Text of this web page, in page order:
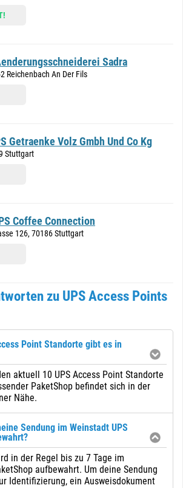
Sadra
Reichenbach An Der Fils
Getraenke Volz Gmbh Und Co Kg
Stuttgart
Coffee Connection
126, 70186 Stuttgart
zu UPS Access Points
Point Standorte gibt es in
aktuell 10 UPS Access Point Standorte
PaketShop befindet sich in der
Nähe.
Sendung im Weinstadt UPS
in der Regel bis zu 7 Tage im
aufbewahrt. Um deine Sendung
Identifizierung, ein Ausweisdokument